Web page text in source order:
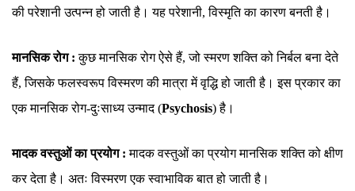
की परेशानी उत्पन्न हो जाती है। यह परेशानी, विस्मृति का कारण बनती है।
मानसिक रोग :कुछ मानसिक रोग ऐसे हैं, जो स्मरण शक्ति को निर्बल बना देते
हैं, जिसके फलस्वरूप विस्मरण की मात्रा में वृद्धि हो जाती है। इस प्रकार का
एक मानसिक रोग-दुःसाध्य उन्माद (Psychosis) है।
मादक वस्तुओं का प्रयोग :मादक वस्तुओं का प्रयोग मानसिक शक्ति को क्षीण
कर देता है। अतः विस्मरण एक स्वाभाविक बात हो जाती है।